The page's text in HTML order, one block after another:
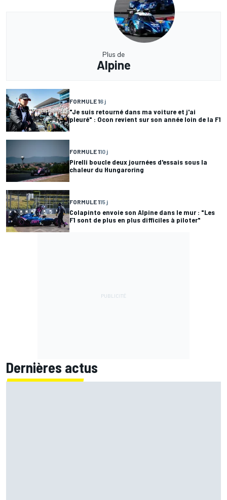
Plus de
Alpine
FORMULE 16 j
"Je suis retourné dans ma voiture et j'ai
pleuré" : Ocon revient sur son année loin de la F1
FORMULE 110 j
Pirelli boucle deux journées d'essais sous la
chaleur du Hungaroring
FORMULE 115 j
Colapinto envoie son Alpine dans le mur : "Les
F1 sont de plus en plus difficiles à piloter"
Dernières actus